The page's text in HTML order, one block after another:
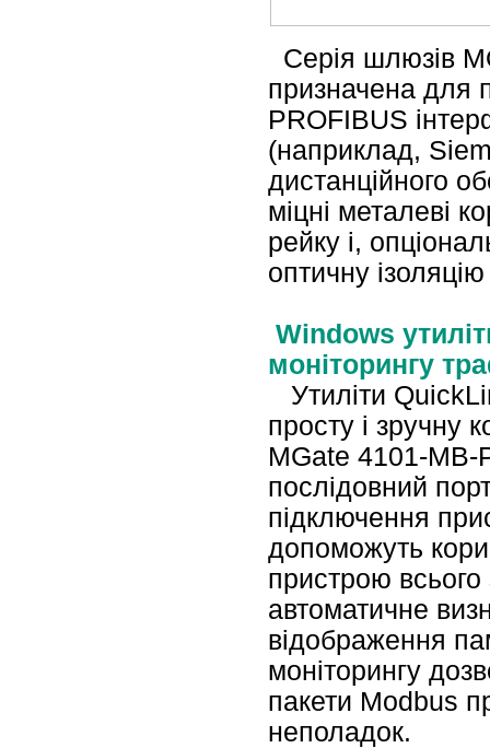
Серія шлюзів
призначена для
PROFIBUS
(наприклад,
дистанційного
міцні металеві
рейку і,
оптичну
Windows
моніторингу
Утиліти
просту і зручну
MGate 4101-MB-
послідовний
підключення
допоможуть
пристрою
автоматичне
відображення
моніторингу
пакети Modbus
неполадок.